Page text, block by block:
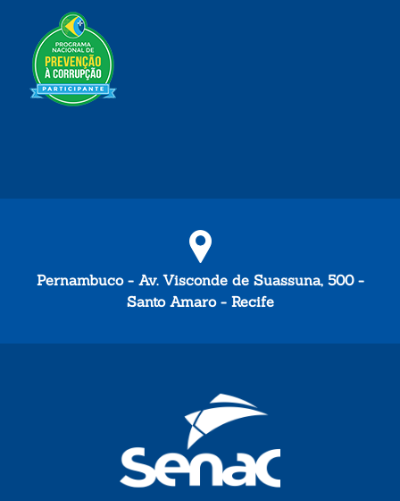
Pernambuco - Av. Visconde de Suassuna, 500 -
Santo Amaro - Recife